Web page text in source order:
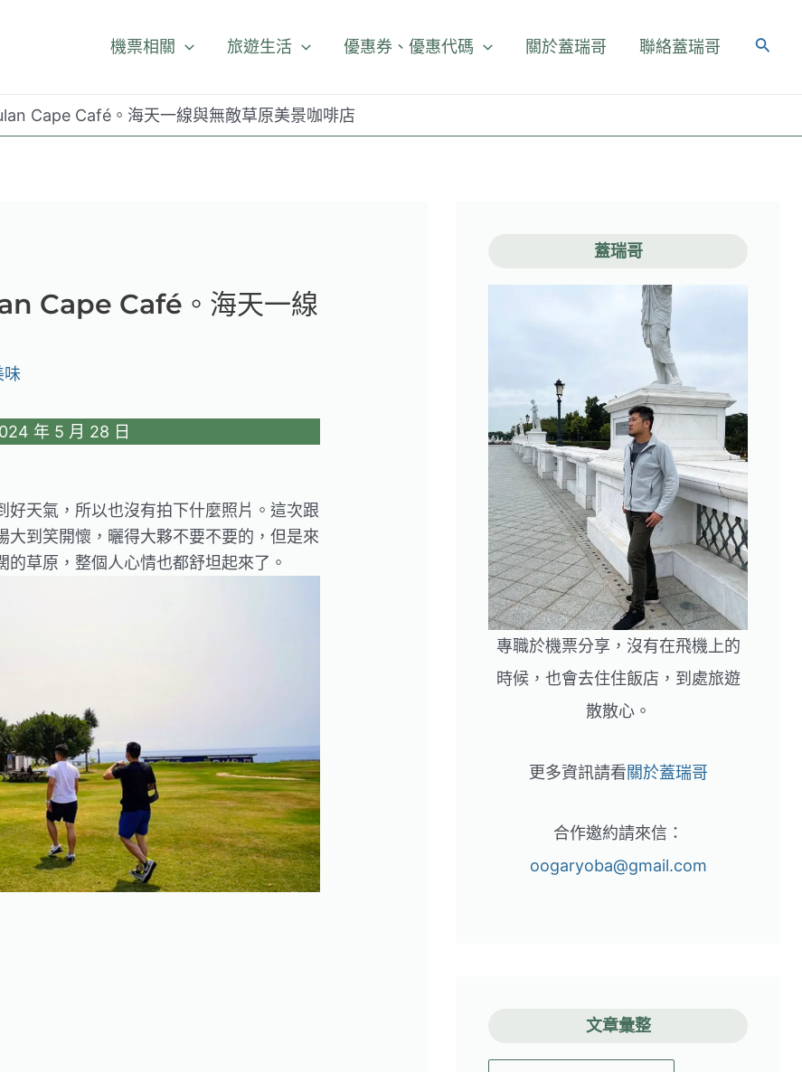
機票相關 旅遊生活 優惠券、優惠代碼 關於蓋瑞哥 聯絡蓋瑞哥
Cape Café。海天一線與無敵草原美景咖啡店
Cape Café。海天一線
味
年 5 月 28 日
天氣，所以也沒有拍下什麼照片。這次跟
到笑開懷，曬得大夥不要不要的，但是來
草原，整個人心情也都舒坦起來了。
蓋瑞哥
專職於機票分享，沒有在飛機上的
時候，也會去住住飯店，到處旅遊
散散心。
更多資訊請看關於蓋瑞哥
合作邀約請來信：
oogaryoba@gmail.com
文章彙整